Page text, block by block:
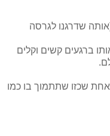
שדרגנו לגרסה
ברגעים קשים וקלים
שכזו שתתמוך בו כמו